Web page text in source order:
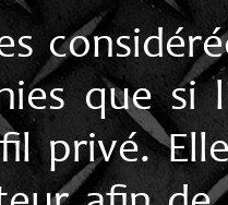
que si
privé.